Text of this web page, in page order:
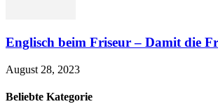
Englisch beim Friseur – Damit die
August 28, 2023
Beliebte Kategorie